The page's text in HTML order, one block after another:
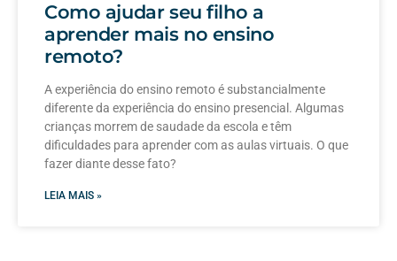
Como ajudar seu filho a
aprender mais no ensino
remoto?
A experiência do ensino remoto é substancialmente
diferente da experiência do ensino presencial. Algumas
crianças morrem de saudade da escola e têm
dificuldades para aprender com as aulas virtuais. O que
fazer diante desse fato?
LEIA MAIS »